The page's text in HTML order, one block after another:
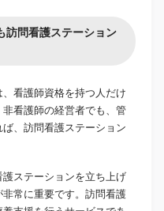
訪問看護ステーション
看護師資格を持つ人だけ
看護師の経営者でも、管
、訪問看護ステーション
ステーションを立ち上げ
常に重要です。訪問看護